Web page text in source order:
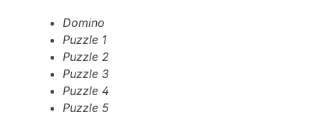
Domino
Puzzle 1
Puzzle 2
Puzzle 3
Puzzle 4
Puzzle 5